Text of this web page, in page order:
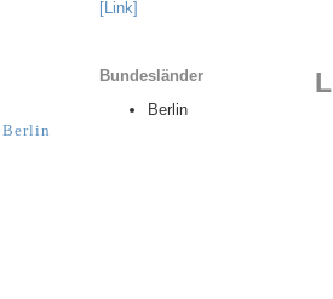
[Link]
Bundesländer
Berlin